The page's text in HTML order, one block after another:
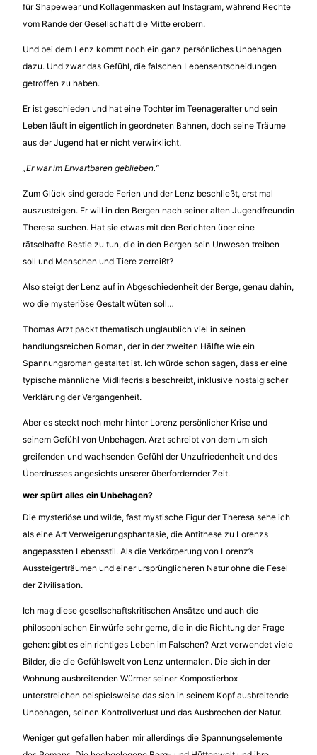
für Shapewear und Kollagenmasken auf Instagram, während Rechte
vom Rande der Gesellschaft die Mitte erobern.
Und bei dem Lenz kommt noch ein ganz persönliches Unbehagen
dazu. Und zwar das Gefühl, die falschen Lebensentscheidungen
getroffen zu haben.
Er ist geschieden und hat eine Tochter im Teenageralter und sein
Leben läuft in eigentlich in geordneten Bahnen, doch seine Träume
aus der Jugend hat er nicht verwirklicht.
„Er war im Erwartbaren geblieben.“
Zum Glück sind gerade Ferien und der Lenz beschließt, erst mal
auszusteigen. Er will in den Bergen nach seiner alten Jugendfreundin
Theresa suchen. Hat sie etwas mit den Berichten über eine
rätselhafte Bestie zu tun, die in den Bergen sein Unwesen treiben
soll und Menschen und Tiere zerreißt?
Also steigt der Lenz auf in Abgeschiedenheit der Berge, genau dahin,
wo die mysteriöse Gestalt wüten soll…
Thomas Arzt packt thematisch unglaublich viel in seinen
handlungsreichen Roman, der in der zweiten Hälfte wie ein
Spannungsroman gestaltet ist. Ich würde schon sagen, dass er eine
typische männliche Midlifecrisis beschreibt, inklusive nostalgischer
Verklärung der Vergangenheit.
Aber es steckt noch mehr hinter Lorenz persönlicher Krise und
seinem Gefühl von Unbehagen. Arzt schreibt von dem um sich
greifenden und wachsenden Gefühl der Unzufriedenheit und des
Überdrusses angesichts unserer überfordernder Zeit.
wer spürt alles ein Unbehagen?
Die mysteriöse und wilde, fast mystische Figur der Theresa sehe ich
als eine Art Verweigerungsphantasie, die Antithese zu Lorenzs
angepassten Lebensstil. Als die Verkörperung von Lorenz’s
Aussteigerträumen und einer ursprünglicheren Natur ohne die Fesel
der Zivilisation.
Ich mag diese gesellschaftskritischen Ansätze und auch die
philosophischen Einwürfe sehr gerne, die in die Richtung der Frage
gehen: gibt es ein richtiges Leben im Falschen? Arzt verwendet viele
Bilder, die die Gefühlswelt von Lenz untermalen. Die sich in der
Wohnung ausbreitenden Würmer seiner Kompostierbox
unterstreichen beispielsweise das sich in seinem Kopf ausbreitende
Unbehagen, seinen Kontrollverlust und das Ausbrechen der Natur.
Weniger gut gefallen haben mir allerdings die Spannungselemente